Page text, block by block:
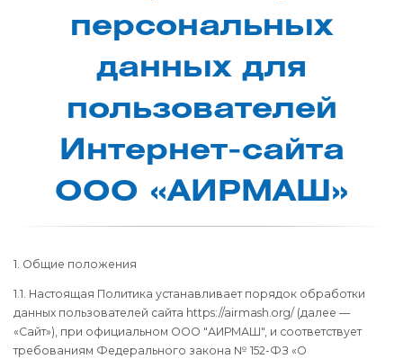
пер­со­наль­ных
дан­ных для
поль­зо­ва­те­лей
Ин­тернет-сай­та
О­ОО «А­ИР­МАШ»
1. Общие положения
1.1. Настоящая Политика устанавливает порядок обработки
данных пользователей сайта https://airmash.org/ (далее —
«Сайт»), при официальном ООО "АИРМАШ", и соответствует
требованиям Федерального закона № 152-ФЗ «О